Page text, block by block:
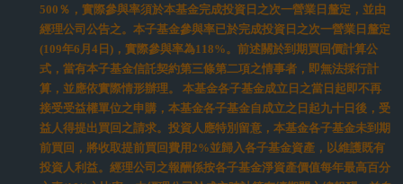
券價格下跌，產生利率風險；此外，投資於非投資等級債券基金可能隱含
發行主體無法償付本息之信用風險。故當本基金所投資之非投資等級債券
基金之投資標的發生上開利率及信用風險時，本基金之淨資產價值亦將因
而產生波動。
基金投資於符合美國Rule144A規定之私募性質債券，新興市場債券基金，
較可能發生流動性不足，財務訊息揭露不完整或因價格不透明導致波動性
較大之風險，投資人須留意相關風險。由於非投資等級債券之信用評等未
達投資等級或未經信用評等，且對利率變動的敏感度甚高，故本基金可能
會因利率上升、市場流動性下降，或債券發行機構違約不支付本金、利息